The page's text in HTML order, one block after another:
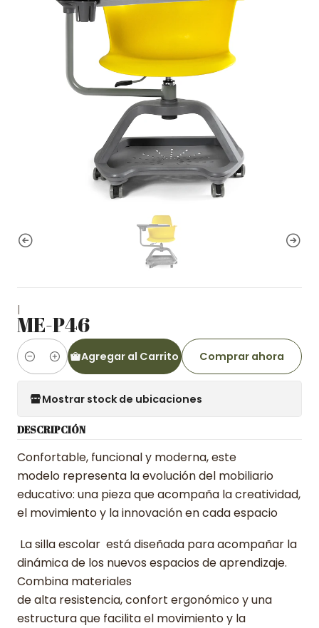
|
ME-P46
Cantidad
Agregar al Carrito Comprar ahora
Mostrar stock de ubicaciones
DESCRIPCIÓN
Confortable, funcional y moderna, este
modelo representa la evolución del mobiliario
educativo: una pieza que acompaña la creatividad,
el movimiento y la innovación en cada espacio
La silla escolar está diseñada para acompañar la
dinámica de los nuevos espacios de aprendizaje.
Combina materiales
de alta resistencia, confort ergonómico y una
estructura que facilita el movimiento y la